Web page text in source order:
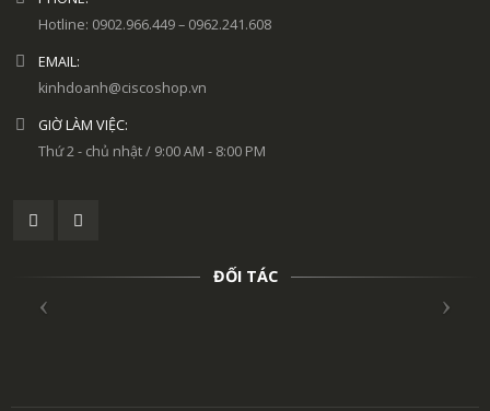
Hotline: 0902.966.449 – 0962.241.608
EMAIL:
kinhdoanh@ciscoshop.vn
GIỜ LÀM VIỆC:
Thứ 2 - chủ nhật / 9:00 AM - 8:00 PM
ĐỐI TÁC